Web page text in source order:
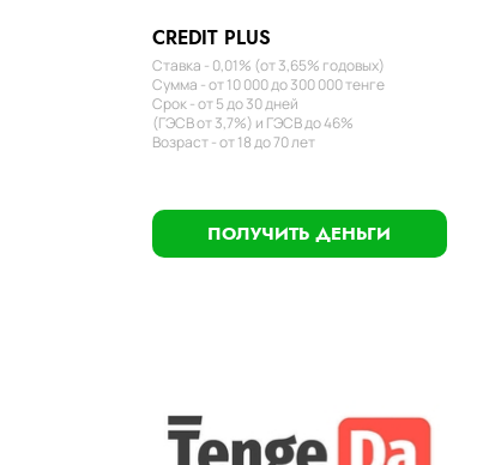
CREDIT PLUS
Ставка - 0,01% (от 3,65% годовых)
Сумма - от 10 000 до 300 000 тенге
Срок - от 5 до 30 дней
(ГЭСВ от 3,7%) и ГЭСВ до 46%
Возраст - от 18 до 70 лет
ПОЛУЧИТЬ ДЕНЬГИ